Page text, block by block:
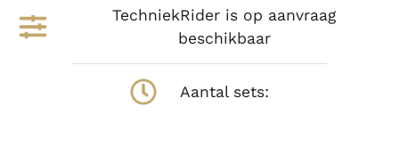
TechniekRider is op aanvraag
beschikbaar
Aantal sets: